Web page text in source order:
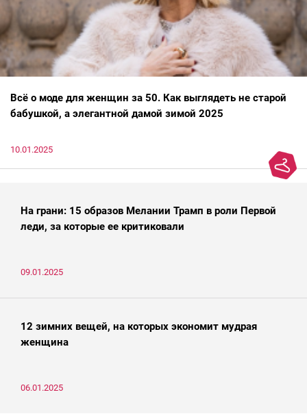
Всё о моде для женщин за 50. Как выглядеть не старой
бабушкой, а элегантной дамой зимой 2025
10.01.2025
На грани: 15 образов Мелании Трамп в роли Первой
леди, за которые ее критиковали
09.01.2025
12 зимних вещей, на которых экономит мудрая
женщина
06.01.2025